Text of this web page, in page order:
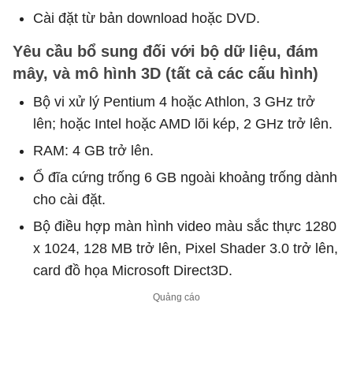
Cài đặt từ bản download hoặc DVD.
Yêu cầu bổ sung đối với bộ dữ liệu, đám
mây, và mô hình 3D (tất cả các cấu hình)
Bộ vi xử lý Pentium 4 hoặc Athlon, 3 GHz trở
lên; hoặc Intel hoặc AMD lõi kép, 2 GHz trở lên.
RAM: 4 GB trở lên.
Ổ đĩa cứng trống 6 GB ngoài khoảng trống dành
cho cài đặt.
Bộ điều hợp màn hình video màu sắc thực 1280
x 1024, 128 MB trở lên, Pixel Shader 3.0 trở lên,
card đồ họa Microsoft Direct3D.